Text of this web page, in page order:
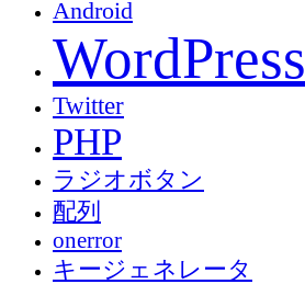
Android
WordPress
Twitter
PHP
ラジオボタン
配列
onerror
キージェネレータ